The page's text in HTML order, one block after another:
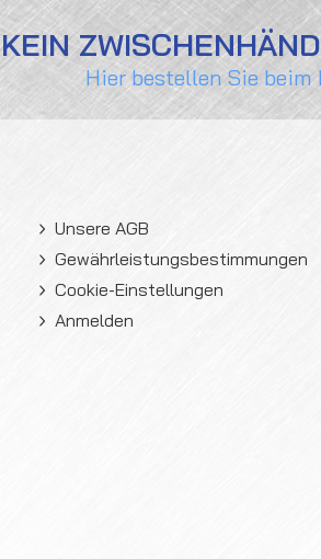
KEIN
Hier bestellen Sie
Unsere AGB
Gewährleistungsbestimmungen
Cookie-Einstellungen
Anmelden